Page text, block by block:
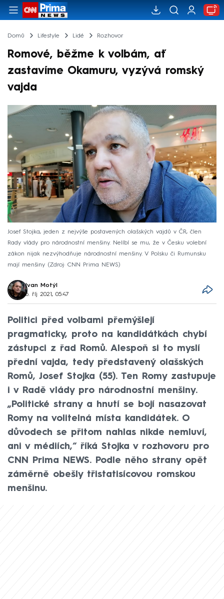
Domů Lifestyle Lidé Rozhovor
Romové, běžme k volbám, ať
zastavíme Okamuru, vyzývá romský
vajda
Josef Stojka, jeden z nejvýše postavených olašských vajdů v ČR, člen
Rady vlády pro národnostní menšiny. Nelíbí se mu, že v Česku volební
zákon nijak nezvýhodňuje národnostní menšiny. V Polsku či Rumunsku
mají menšiny
Zdroj: CNN Prima NEWS
Ivan Motýl
6. říj 2021, 05:47
Politici před volbami přemýšlejí
pragmaticky, proto na kandidátkách chybí
zástupci z řad Romů. Alespoň si to myslí
přední vajda, tedy představený olašských
Romů, Josef Stojka (55). Ten Romy zastupuje
i v Radě vlády pro národnostní menšiny.
„Politické strany a hnutí se bojí nasazovat
Romy na volitelná místa kandidátek. O
důvodech se přitom nahlas nikde nemluví,
ani v médiích,“ říká Stojka v rozhovoru pro
CNN Prima NEWS. Podle něho strany opět
záměrně obešly třistatisícovou romskou
menšinu.